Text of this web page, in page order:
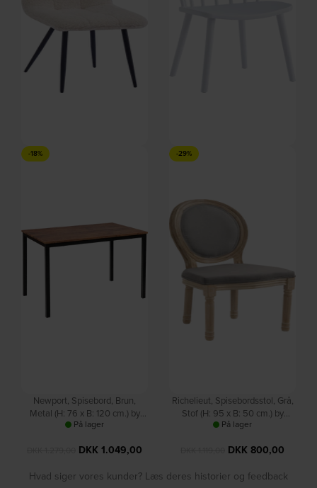
Bjorn, Spisebordsstol, Hvid,
Løkke (H: 85 x B: 45 cm.) by
Exchange, Spisebordsstol, Hvid,
Polypropylen (H: 75 x B: 46,5
DKK419,00 DKK
-18%
Newport, Spisebord, Brun,
Metal (H: 76 x B: 120 cm.) by
Nordlys Furniture
På lager
DKK 1.049,00
-29%
Richelieut, Spisebordsstol, Grå,
Stof (H: 95 x B: 50 cm.) by
Nordlys Furniture
På lager
DKK 800,00
Hvad siger vores kunder? Læs deres historier og feedback